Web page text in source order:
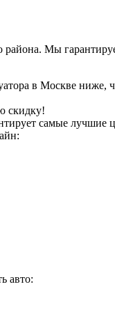
Мы
в Москве ниже,
скидку!
самые лучшие
авто: